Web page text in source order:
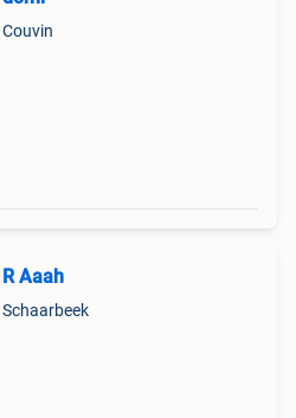
Couvin
R Aaah
Schaarbeek